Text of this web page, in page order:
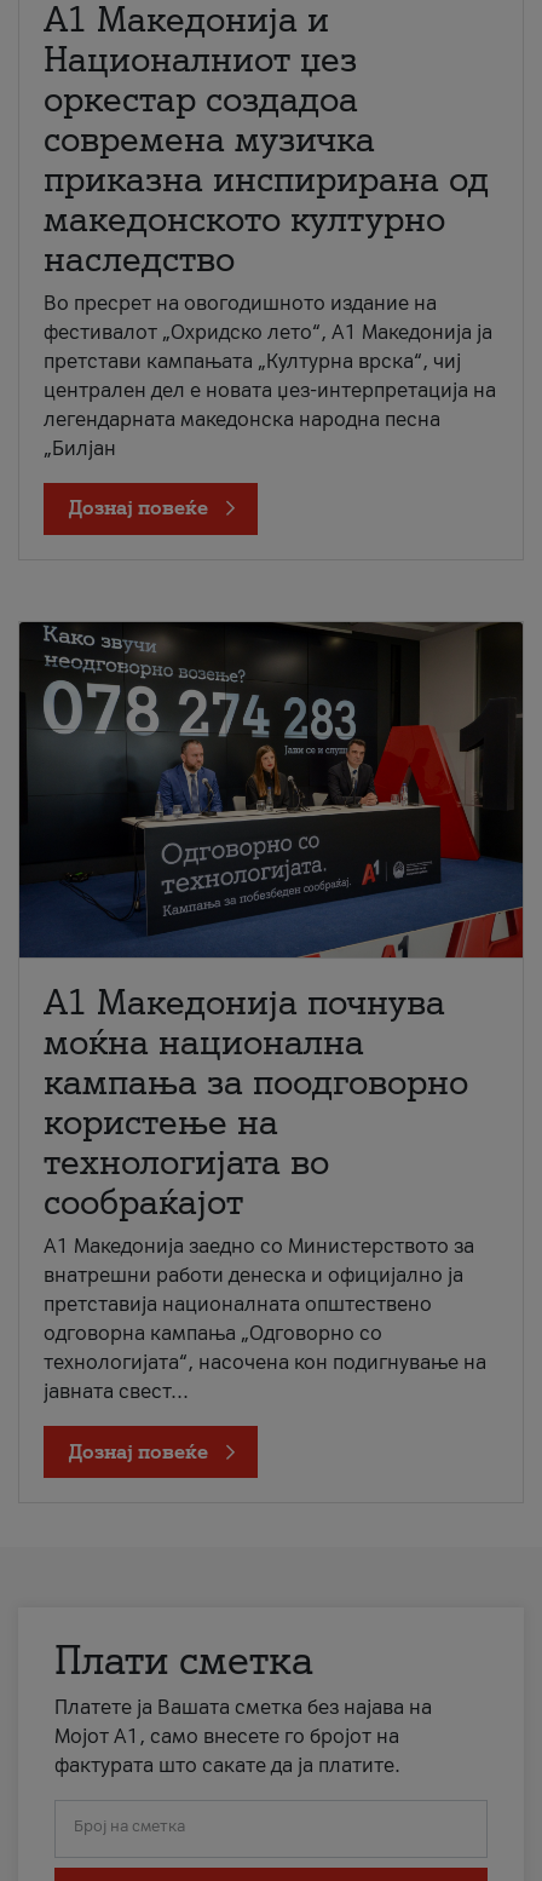
А1 Македонија и
Националниот џез
оркестар создадоа
современа музичка
приказна инспирирана од
македонското културно
наследство
Во пресрет на овогодишното издание на
фестивалот „Охридско лето“, А1 Македонија ја
претстави кампањата „Културна врска“, чиј
централен дел е новата џез-интерпретација на
легендарната македонска народна песна
„Билјан
Дознај повеќе
A1 Македонија почнува
моќна национална
кампања за поодговорно
користење на
технологијата во
сообраќајот
A1 Македонија заедно со Министерството за
внатрешни работи денеска и официјално ја
претставија националната општествено
одговорна кампања „Одговорно со
технологијата“, насочена кон подигнување на
јавната свест...
Дознај повеќе
Плати сметка
Платете ја Вашата сметка без најава на
Мојот А1, само внесете го бројот на
фактурата што сакате да ја платите.
Број на сметка